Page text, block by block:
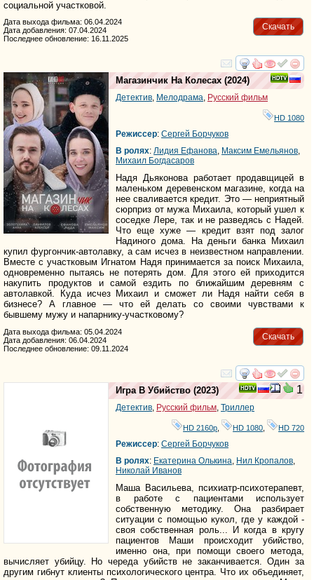
социальной участковой.
Скачать
Дата выхода фильма: 06.04.2024
Дата добавления: 07.04.2024
Последнее обновление: 16.11.2025
смотреть
Магазинчик На Колесах (2024)
Детектив, Мелодрама, Русский фильм
HD 1080
Режиссер: Сергей Борчуков
В ролях: Лидия Ефанова, Максим Емельянов,
Михаил Богдасаров
Надя Дьяконова работает продавщицей в
маленьком деревенском магазине, когда на
нее сваливается кредит. Это — неприятный
сюрприз от мужа Михаила, который ушел к
соседке Лере, так и не разведясь с Надей.
Что еще хуже — кредит взят под залог
Надиного дома. На деньги банка Михаил
купил фургончик-автолавку, а сам исчез в неизвестном направлении.
Вместе с участковым Игнатом Надя принимается за поиск Михаила,
одновременно пытаясь не потерять дом. Для этого ей приходится
накупить продуктов и самой ездить по ближайшим деревням с
автолавкой. Куда исчез Михаил и сможет ли Надя найти себя в
бизнесе? А главное — что ей делать со своими чувствами к
бывшему мужу и напарнику-участковому?
Скачать
Дата выхода фильма: 05.04.2024
Дата добавления: 06.04.2024
Последнее обновление: 09.11.2024
смотреть
1
Игра В Убийство (2023)
Детектив, Русский фильм, Триллер
HD 2160р HD 1080 HD 720
Режиссер: Сергей Борчуков
В ролях: Екатерина Олькина, Нил Кропалов,
Николай Иванов
Маша Васильева, психиатр-психотерапевт,
в работе с пациентами использует
собственную методику. Она разбирает
ситуации с помощью кукол, где у каждой -
своя собственная роль... И когда в кругу
пациентов Маши происходит убийство,
именно она, при помощи своего метода,
вычисляет убийцу. Но череда убийств не заканчивается. Один за
другим гибнут клиенты психологического центра. Что их объединяет,